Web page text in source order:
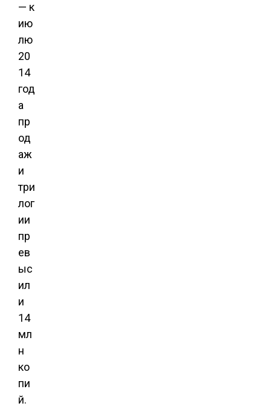
— к
ию
лю
20
14
год
а
пр
од
аж
и
три
лог
ии
пр
ев
ыс
ил
и
14
мл
н
ко
пи
й.